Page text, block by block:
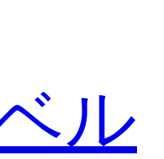
ル